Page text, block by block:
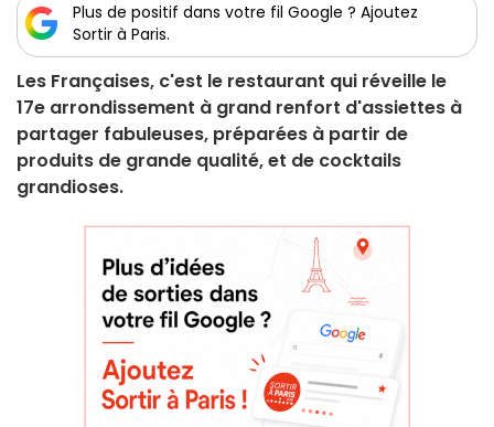
Plus de positif dans votre fil Google ? Ajoutez
Sortir à Paris.
Les Françaises, c'est le restaurant qui réveille le
17e arrondissement à grand renfort d'assiettes à
partager fabuleuses, préparées à partir de
produits de grande qualité, et de cocktails
grandioses.